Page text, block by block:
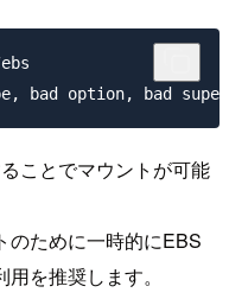
ことでマウントが可能
のために一時的にEBS
を推奨します。